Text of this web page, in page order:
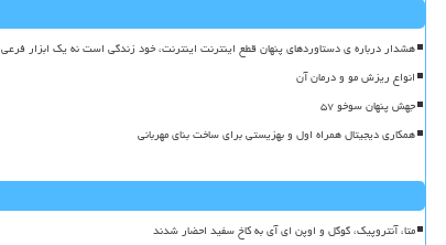
هشدار درباره ی دستاوردهای پنهان قطع اینترنت اینترنت، خود زندگی است نه یک ابزار فرعی
انواع ریزش مو و درمان آن
جهش پنهان سوخو ۵۷
همکاری دیجیتال همراه اول و بهزیستی برای ساخت بنای مهربانی
متا، آنتروپیک، گوگل و اوپن ای آی به کاخ سفید احضار شدند